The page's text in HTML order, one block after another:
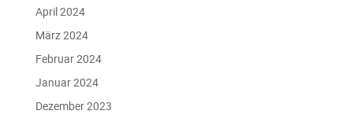
April 2024
März 2024
Februar 2024
Januar 2024
Dezember 2023